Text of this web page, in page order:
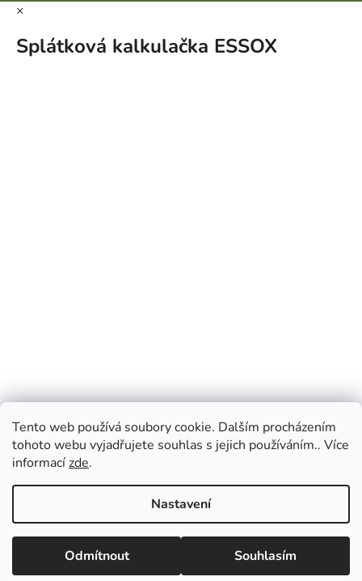
Tento web používá soubory cookie. Dalším procházením
tohoto webu vyjadřujete souhlas s jejich používáním.. Více
informacízde.
Nastavení
Odmítnout Souhlasím
Vážení zákazníci, v případě dotazů vás prosíme
o přednostní e-mailovou komunikaci, kterou
vyřizujeme průběžně po celý den. Pokud
×
Splátková kalkulačka ESSOX